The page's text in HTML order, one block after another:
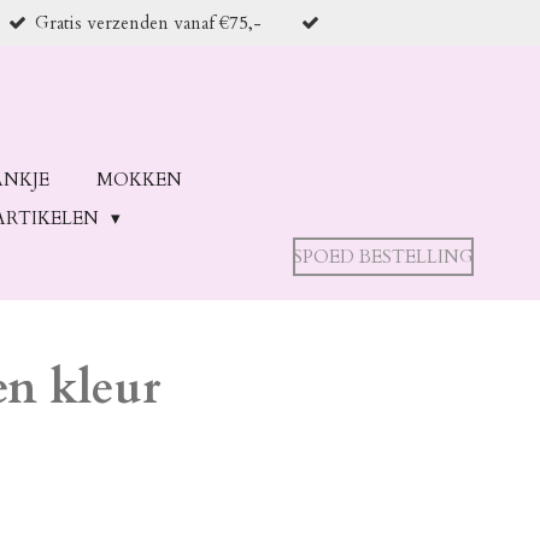
Gratis verzenden vanaf €75,-
MOKKEN
SPOED BESTELLING
kleur